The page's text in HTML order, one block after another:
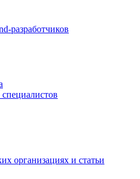
разработчиков
организациях и статьи